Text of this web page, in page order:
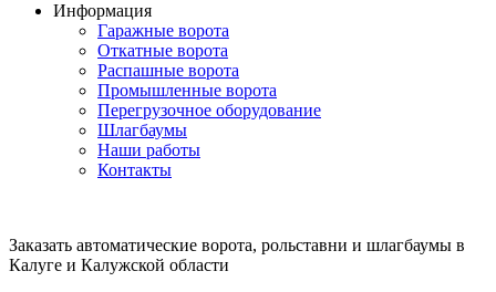
Информация
Гаражные ворота
Откатные ворота
Распашные ворота
Промышленные ворота
Перегрузочное оборудование
Шлагбаумы
Наши работы
Контакты
Заказать автоматические ворота, рольставни и шлагбаумы в
Калуге и Калужской области